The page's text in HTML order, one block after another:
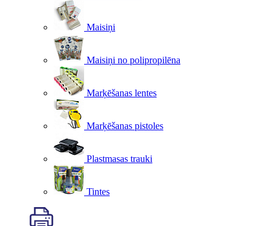
Maisiņi
Maisiņi no polipropilēna
Marķēšanas lentes
Marķēšanas pistoles
Plastmasas trauki
Tintes